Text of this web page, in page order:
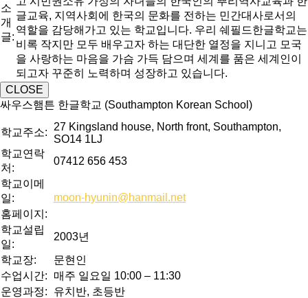
소
개
글:
글교육, 지역사회에 한국의 문화를 전하는 민간대사로서의
역할을 감당해가고 있는 학교입니다. 우리 쉐필드한글학교는
비록 작지만 모두 배우고자 하는 대단한 열정을 지니고 모국
을 사랑하는 마음을 가슴 가득 담으며 세계를 품은 세계인이
되고자 꾸준히 노력하며 성장하고 있습니다.
CLOSE
싸우스햄튼 한글학교 (Southampton Korean School)
학교주소:
27 Kingsland house, North front, Southampton,
SO14 1LJ
학교연락
처:
07412 656 453
학교이메
일:
moon-hyunin@hanmail.net
홈페이지:
학교설립
일:
2003년
학교장:
문현인
수업시간:
매주 일요일 10:00 – 11:30
운영과정:
유치반, 초등반